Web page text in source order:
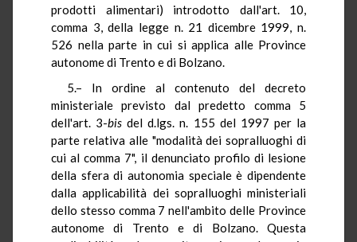
prodotti alimentari) introdotto dall'art. 10,
comma 3, della legge n. 21 dicembre 1999, n.
526 nella parte in cui si applica alle Province
autonome di Trento e di Bolzano.
5.– In ordine al contenuto del decreto
ministeriale previsto dal predetto comma 5
dell'art. 3-bis del d.lgs. n. 155 del 1997 per la
parte relativa alle "modalità dei sopralluoghi di
cui al comma 7", il denunciato profilo di lesione
della sfera di autonomia speciale è dipendente
dalla applicabilità dei sopralluoghi ministeriali
dello stesso comma 7 nell'ambito delle Province
autonome di Trento e di Bolzano. Questa